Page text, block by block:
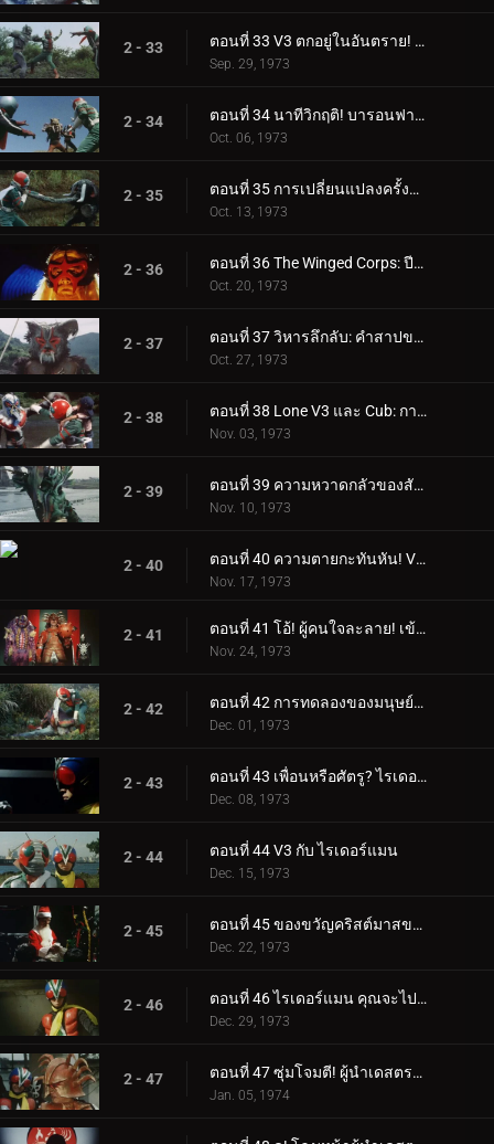
2 - 33 ตอนที่ 33 V3 ตกอยู่ในอันตราย! ไรเดอร์หนึ่งและสองกลับมา!!
Sep. 29, 1973
2 - 34 ตอนที่ 34 นาทีวิกฤติ! บารอนฟาง ปะทะ ทรีไรเดอร์!!
Oct. 06, 1973
2 - 35 ตอนที่ 35 การเปลี่ยนแปลงครั้งสุดท้ายของบารอนฟาง
Oct. 13, 1973
2 - 36 ตอนที่ 36 The Winged Corps: ปีศาจแห่งท้องฟ้า
Oct. 20, 1973
2 - 37 ตอนที่ 37 วิหารลึกลับ: คำสาปของตระกูลมูซาซาบิ
Oct. 27, 1973
2 - 38 ตอนที่ 38 Lone V3 และ Cub: การดิ่งพสุธาถึงตาย
Nov. 03, 1973
2 - 39 ตอนที่ 39 ความหวาดกลัวของสัตว์กินเนื้อ Plantaingan!!
Nov. 10, 1973
2 - 40 ตอนที่ 40 ความตายกะทันหัน! V3 มัคคิก!!
Nov. 17, 1973
2 - 41 ตอนที่ 41 โอ้! ผู้คนใจละลาย! เข้ามา จอมพลเกราะ
Nov. 24, 1973
2 - 42 ตอนที่ 42 การทดลองของมนุษย์ของมนุษย์หอยทาก!
Dec. 01, 1973
2 - 43 ตอนที่ 43 เพื่อนหรือศัตรู? ไรเดอร์แมนผู้ลึกลับ
Dec. 08, 1973
2 - 44 ตอนที่ 44 V3 กับ ไรเดอร์แมน
Dec. 15, 1973
2 - 45 ตอนที่ 45 ของขวัญคริสต์มาสของเดสตรอน
Dec. 22, 1973
2 - 46 ตอนที่ 46 ไรเดอร์แมน คุณจะไปไหน?
Dec. 29, 1973
2 - 47 ตอนที่ 47 ซุ่มโจมตี! ผู้นำเดสตรอน!!
Jan. 05, 1974